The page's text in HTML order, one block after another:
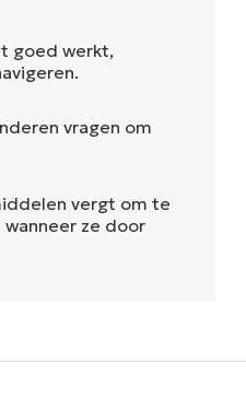
goed werkt,
vragen om
vergt om te
ze door